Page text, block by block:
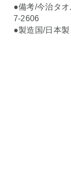
●備考/今治タ
7-2606
●製造国/日本製